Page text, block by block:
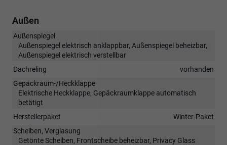
Außen
Außenspiegel
Außenspiegel elektrisch anklappbar, Außenspiegel beheizbar,
Außenspiegel elektrisch verstellbar
Dachreling
vorhanden
Gepäckraum-/Heckklappe
Elektrische Heckklappe, Gepäckraumklappe automatisch
betätigt
Herstellerpaket
Winter-Paket
Scheiben, Verglasung
Getönte Scheiben, Frontscheibe beheizbar, Privacy Glass